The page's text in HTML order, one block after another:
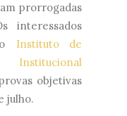
prorrogadas
interessados
Instituto de
objetivas
julho.